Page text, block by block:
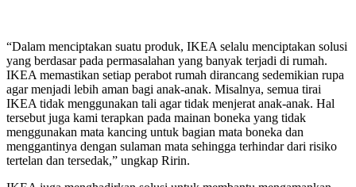
“Dalam menciptakan suatu produk, IKEA selalu menciptakan solusi
yang berdasar pada permasalahan yang banyak terjadi di rumah.
IKEA memastikan setiap perabot rumah dirancang sedemikian rupa
agar menjadi lebih aman bagi anak-anak. Misalnya, semua tirai
IKEA tidak menggunakan tali agar tidak menjerat anak-anak. Hal
tersebut juga kami terapkan pada mainan boneka yang tidak
menggunakan mata kancing untuk bagian mata boneka dan
menggantinya dengan sulaman mata sehingga terhindar dari risiko
tertelan dan tersedak,” ungkap Ririn.